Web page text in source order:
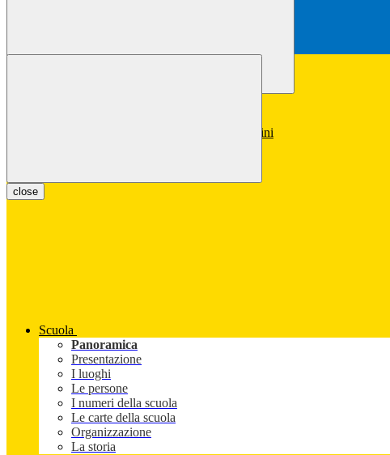
close
Scuola
Panoramica
Presentazione
I luoghi
Le persone
I numeri della scuola
Le carte della scuola
Organizzazione
La storia